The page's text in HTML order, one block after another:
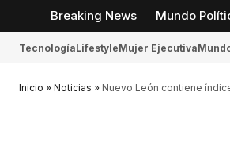
Breaking News Mundo
TecnologíaLifestyleMujer Ejecutiva
Inicio » Noticias » Nuevo León contiene